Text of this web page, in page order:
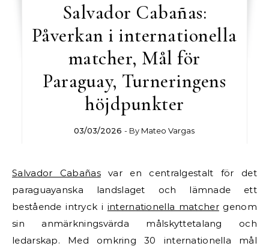
Salvador Cabañas:
Påverkan i internationella
matcher, Mål för
Paraguay, Turneringens
höjdpunkter
03/03/2026 - By Mateo Vargas
Salvador Cabañasvar en centralgestalt för det
paraguayanska landslaget och lämnade ett
bestående intryck i internationella matchergenom
sin anmärkningsvärda målskyttetalang och
ledarskap. Med omkring 30 internationella mål